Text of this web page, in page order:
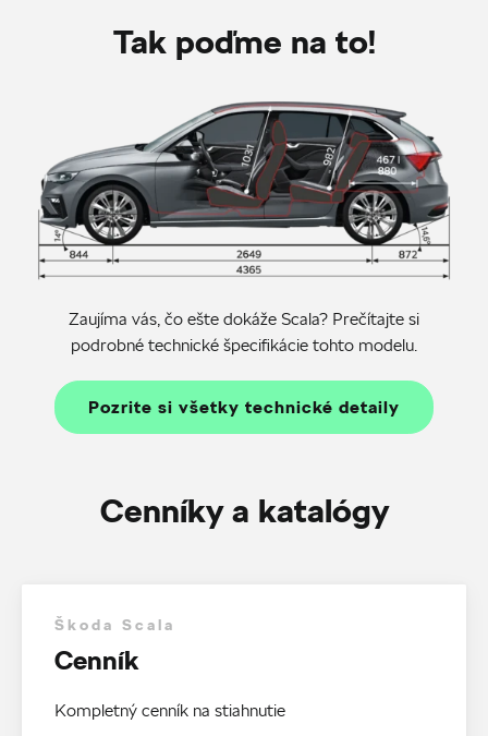
Tak poďme na to!
Zaujíma vás, čo ešte dokáže Scala? Prečítajte si
podrobné technické špecifikácie tohto modelu.
Pozrite si všetky technické detaily
Cenníky a katalógy
Škoda Scala
Cenník
Kompletný cenník na stiahnutie